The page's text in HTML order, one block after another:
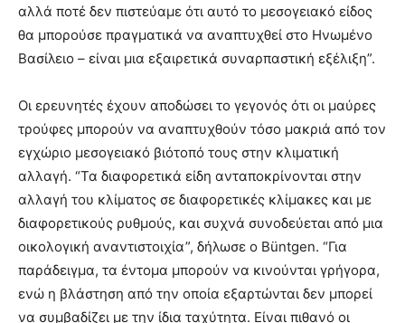
αλλά ποτέ δεν πιστεύαμε ότι αυτό το μεσογειακό είδος
θα μπορούσε πραγματικά να αναπτυχθεί στο Ηνωμένο
Βασίλειο – είναι μια εξαιρετικά συναρπαστική εξέλιξη”.
Οι ερευνητές έχουν αποδώσει το γεγονός ότι οι μαύρες
τρούφες μπορούν να αναπτυχθούν τόσο μακριά από τον
εγχώριο μεσογειακό βιότοπό τους στην κλιματική
αλλαγή. “Τα διαφορετικά είδη ανταποκρίνονται στην
αλλαγή του κλίματος σε διαφορετικές κλίμακες και με
διαφορετικούς ρυθμούς, και συχνά συνοδεύεται από μια
οικολογική αναντιστοιχία”, δήλωσε ο Büntgen. “Για
παράδειγμα, τα έντομα μπορούν να κινούνται γρήγορα,
ενώ η βλάστηση από την οποία εξαρτώνται δεν μπορεί
να συμβαδίζει με την ίδια ταχύτητα. Είναι πιθανό οι